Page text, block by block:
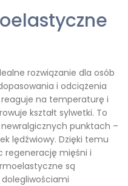
rozwiązanie dla osób
i odciążenia
na temperaturę i
kształt sylwetki. To
punktach –
lędźwiowy. Dzięki temu
regenerację mięśni i
są